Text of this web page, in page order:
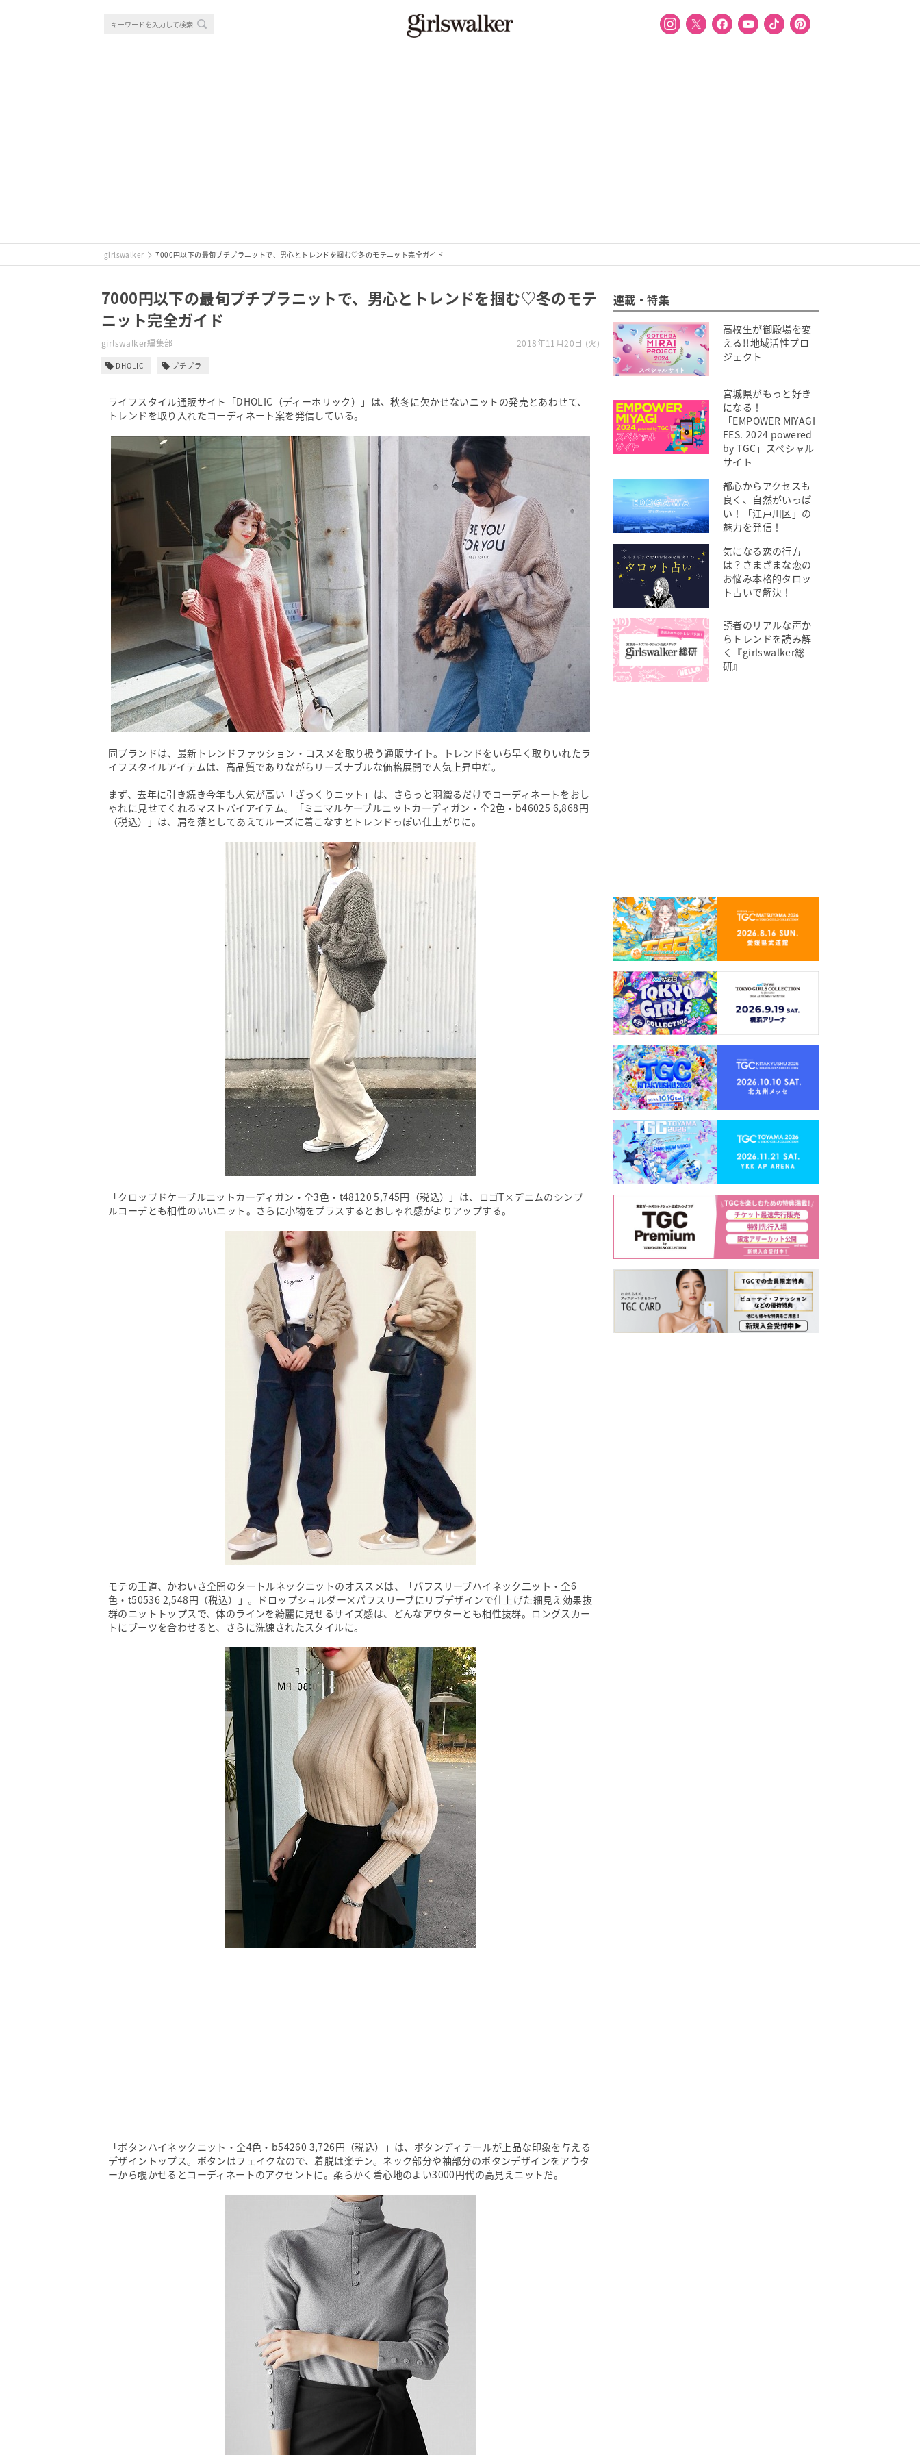
girlswalker 7000円以下の最旬プチプラニットで、男心とトレンドを掴む♡冬のモテニット完全ガイド
7000円以下の最旬プチプラニットで、男心とトレンドを掴む♡冬のモテ
ニット完全ガイド
girlswalker編集部 2018年11月20日 (火)
DHOLIC プチプラ
ライフスタイル通販サイト「DHOLIC（ディーホリック）」は、秋冬に欠かせないニットの発売とあわせて、
トレンドを取り入れたコーディネート案を発信している。
同ブランドは、最新トレンドファッション・コスメを取り扱う通販サイト。トレンドをいち早く取りいれたラ
イフスタイルアイテムは、高品質でありながらリーズナブルな価格展開で人気上昇中だ。
まず、去年に引き続き今年も人気が高い「ざっくりニット」は、さらっと羽織るだけでコーディネートをおし
ゃれに見せてくれるマストバイアイテム。「ミニマルケーブルニットカーディガン・全2色・b46025 6,868円
（税込）」は、肩を落としてあえてルーズに着こなすとトレンドっぽい仕上がりに。
「クロップドケーブルニットカーディガン・全3色・t48120 5,745円（税込）」は、ロゴT×デニムのシンプ
ルコーデとも相性のいいニット。さらに小物をプラスするとおしゃれ感がよりアップする。
モテの王道、かわいさ全開のタートルネックニットのオススメは、「パフスリーブハイネック二ット・全6
色・t50536 2,548円（税込）」。ドロップショルダー×パフスリーブにリブデザインで仕上げた細見え効果抜
群のニットトップスで、体のラインを綺麗に見せるサイズ感は、どんなアウターとも相性抜群。ロングスカー
トにブーツを合わせると、さらに洗練されたスタイルに。
「ボタンハイネックニット・全4色・b54260 3,726円（税込）」は、ボタンディテールが上品な印象を与える
デザイントップス。ボタンはフェイクなので、着脱は楽チン。ネック部分や袖部分のボタンデザインをアウタ
ーから覗かせるとコーディネートのアクセントに。柔らかく着心地のよい3000円代の高見えニットだ。
連載・特集
高校生が御殿場を変
える!!地域活性プロ
ジェクト
宮城県がもっと好き
になる！
「EMPOWER MIYAGI
FES. 2024 powered
by TGC」スペシャル
サイト
都心からアクセスも
良く、自然がいっぱ
い！「江戸川区」の
魅力を発信！
気になる恋の行方
は？さまざまな恋の
お悩み本格的タロッ
ト占いで解決！
読者のリアルな声か
らトレンドを読み解
く『girlswalker総
研』